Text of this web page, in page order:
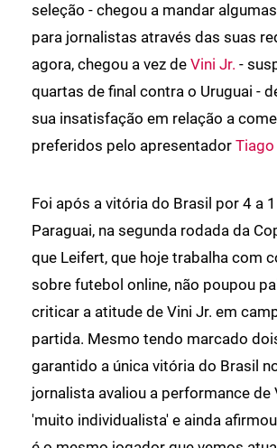
seleção - chegou a mandar
para jornalistas através das suas
agora, chegou a vez de Vini Jr. -
quartas de final contra o Uruguai -
sua insatisfação em relação a
preferidos pelo apresentador
Foi após a vitória do Brasil por 4 a
Paraguai, na segunda rodada da
que Leifert, que hoje trabalha com
sobre futebol online, não poupou
criticar a atitude de Vini Jr. em
partida. Mesmo tendo marcado
garantido a única vitória do Brasil
jornalista avaliou a performance de
'muito individualista' e ainda